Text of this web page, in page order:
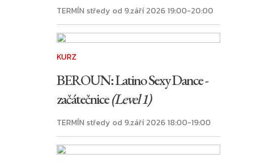
TERMÍN středy od 9.září 2026 19:00-20:00
KURZ
BEROUN: Latino Sexy Dance -
začátečnice(Level 1)
TERMÍN středy od 9.září 2026 18:00-19:00